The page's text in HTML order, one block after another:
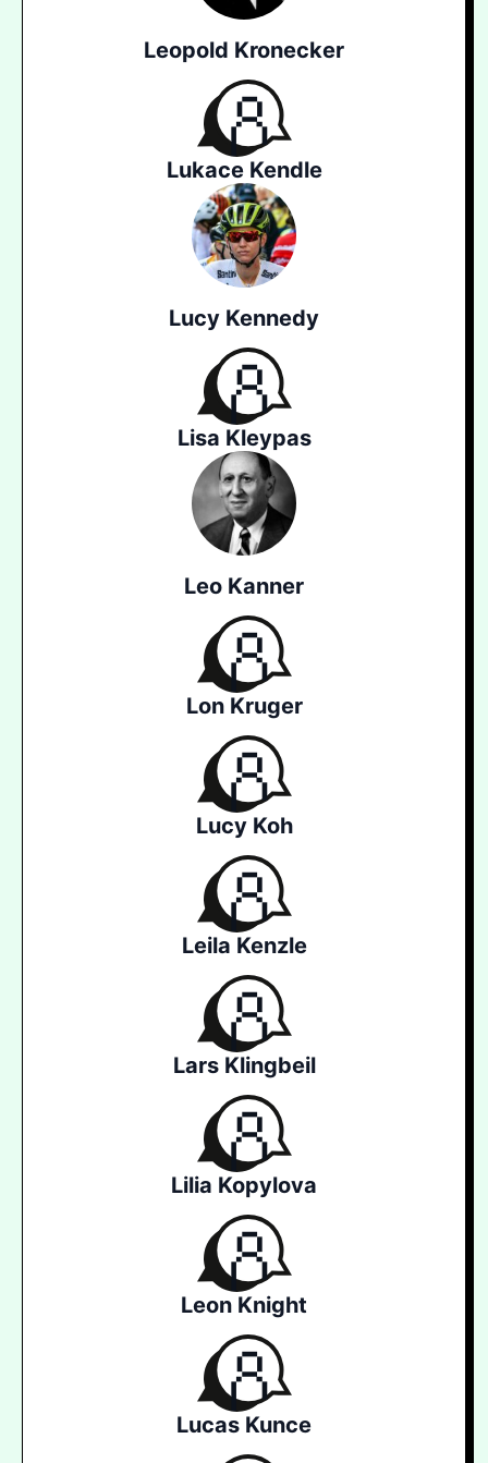
Leopold Kronecker
Lukace Kendle
Lucy Kennedy
Lisa Kleypas
Leo Kanner
Lon Kruger
Lucy Koh
Leila Kenzle
Lars Klingbeil
Lilia Kopylova
Leon Knight
Lucas Kunce